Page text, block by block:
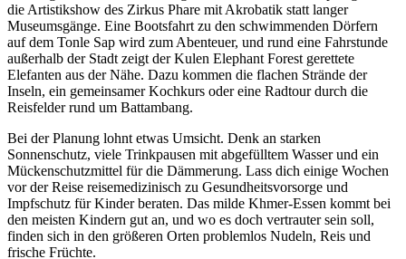
die Artistikshow des Zirkus Phare mit Akrobatik statt langer
Museumsgänge. Eine Bootsfahrt zu den schwimmenden Dörfern
auf dem Tonle Sap wird zum Abenteuer, und rund eine Fahrstunde
außerhalb der Stadt zeigt der Kulen Elephant Forest gerettete
Elefanten aus der Nähe. Dazu kommen die flachen Strände der
Inseln, ein gemeinsamer Kochkurs oder eine Radtour durch die
Reisfelder rund um Battambang.
Bei der Planung lohnt etwas Umsicht. Denk an starken
Sonnenschutz, viele Trinkpausen mit abgefülltem Wasser und ein
Mückenschutzmittel für die Dämmerung. Lass dich einige Wochen
vor der Reise reisemedizinisch zu Gesundheitsvorsorge und
Impfschutz für Kinder beraten. Das milde Khmer-Essen kommt bei
den meisten Kindern gut an, und wo es doch vertrauter sein soll,
finden sich in den größeren Orten problemlos Nudeln, Reis und
frische Früchte.